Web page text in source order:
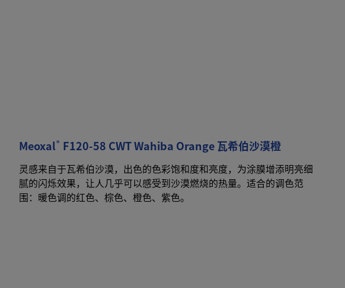
Meoxal® F120-58 CWT Wahiba Orange 瓦希伯沙漠橙
灵感来自于瓦希伯沙漠，出色的色彩饱和度和亮度，为涂膜增添明亮细
腻的闪烁效果，让人几乎可以感受到沙漠燃烧的热量。适合的调色范
围：暖色调的红色、棕色、橙色、紫色。